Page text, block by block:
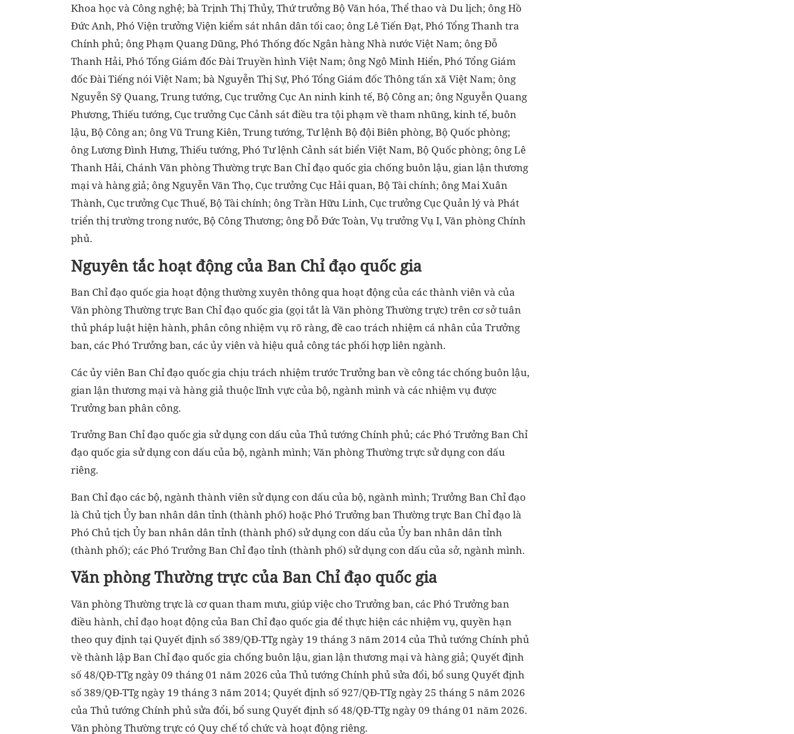
Khoa học và Công nghệ; bà Trịnh Thị Thủy, Thứ trưởng Bộ Văn hóa, Thể thao và Du lịch; ông Hồ
Đức Anh, Phó Viện trưởng Viện kiểm sát nhân dân tối cao; ông Lê Tiến Đạt, Phó Tổng Thanh tra
Chính phủ; ông Phạm Quang Dũng, Phó Thống đốc Ngân hàng Nhà nước Việt Nam; ông Đỗ
Thanh Hải, Phó Tổng Giám đốc Đài Truyền hình Việt Nam; ông Ngô Minh Hiển, Phó Tổng Giám
đốc Đài Tiếng nói Việt Nam; bà Nguyễn Thị Sự, Phó Tổng Giám đốc Thông tấn xã Việt Nam; ông
Nguyễn Sỹ Quang, Trung tướng, Cục trưởng Cục An ninh kinh tế, Bộ Công an; ông Nguyễn Quang
Phương, Thiếu tướng, Cục trưởng Cục Cảnh sát điều tra tội phạm về tham nhũng, kinh tế, buôn
lậu, Bộ Công an; ông Vũ Trung Kiên, Trung tướng, Tư lệnh Bộ đội Biên phòng, Bộ Quốc phòng;
ông Lương Đình Hưng, Thiếu tướng, Phó Tư lệnh Cảnh sát biển Việt Nam, Bộ Quốc phòng; ông Lê
Thanh Hải, Chánh Văn phòng Thường trực Ban Chỉ đạo quốc gia chống buôn lậu, gian lận thương
mại và hàng giả; ông Nguyễn Văn Thọ, Cục trưởng Cục Hải quan, Bộ Tài chính; ông Mai Xuân
Thành, Cục trưởng Cục Thuế, Bộ Tài chính; ông Trần Hữu Linh, Cục trưởng Cục Quản lý và Phát
triển thị trường trong nước, Bộ Công Thương; ông Đỗ Đức Toàn, Vụ trưởng Vụ I, Văn phòng Chính
phủ.
Nguyên tắc hoạt động của Ban Chỉ đạo quốc gia
Ban Chỉ đạo quốc gia hoạt động thường xuyên thông qua hoạt động của các thành viên và của
Văn phòng Thường trực Ban Chỉ đạo quốc gia (gọi tắt là Văn phòng Thường trực) trên cơ sở tuân
thủ pháp luật hiện hành, phân công nhiệm vụ rõ ràng, đề cao trách nhiệm cá nhân của Trưởng
ban, các Phó Trưởng ban, các ủy viên và hiệu quả công tác phối hợp liên ngành.
Các ủy viên Ban Chỉ đạo quốc gia chịu trách nhiệm trước Trưởng ban về công tác chống buôn lậu,
gian lận thương mại và hàng giả thuộc lĩnh vực của bộ, ngành mình và các nhiệm vụ được
Trưởng ban phân công.
Trưởng Ban Chỉ đạo quốc gia sử dụng con dấu của Thủ tướng Chính phủ; các Phó Trưởng Ban Chỉ
đạo quốc gia sử dụng con dấu của bộ, ngành mình; Văn phòng Thường trực sử dụng con dấu
riêng.
Ban Chỉ đạo các bộ, ngành thành viên sử dụng con dấu của bộ, ngành mình; Trưởng Ban Chỉ đạo
là Chủ tịch Ủy ban nhân dân tỉnh (thành phố) hoặc Phó Trưởng ban Thường trực Ban Chỉ đạo là
Phó Chủ tịch Ủy ban nhân dân tỉnh (thành phố) sử dụng con dấu của Ủy ban nhân dân tỉnh
(thành phố); các Phó Trưởng Ban Chỉ đạo tỉnh (thành phố) sử dụng con dấu của sở, ngành mình.
Văn phòng Thường trực của Ban Chỉ đạo quốc gia
Văn phòng Thường trực là cơ quan tham mưu, giúp việc cho Trưởng ban, các Phó Trưởng ban
điều hành, chỉ đạo hoạt động của Ban Chỉ đạo quốc gia để thực hiện các nhiệm vụ, quyền hạn
theo quy định tại Quyết định số 389/QĐ-TTg ngày 19 tháng 3 năm 2014 của Thủ tướng Chính phủ
về thành lập Ban Chỉ đạo quốc gia chống buôn lậu, gian lận thương mại và hàng giả; Quyết định
số 48/QĐ-TTg ngày 09 tháng 01 năm 2026 của Thủ tướng Chính phủ sửa đổi, bổ sung Quyết định
số 389/QĐ-TTg ngày 19 tháng 3 năm 2014; Quyết định số 927/QĐ-TTg ngày 25 tháng 5 năm 2026
của Thủ tướng Chính phủ sửa đổi, bổ sung Quyết định số 48/QĐ-TTg ngày 09 tháng 01 năm 2026.
Văn phòng Thường trực có Quy chế tổ chức và hoạt động riêng.